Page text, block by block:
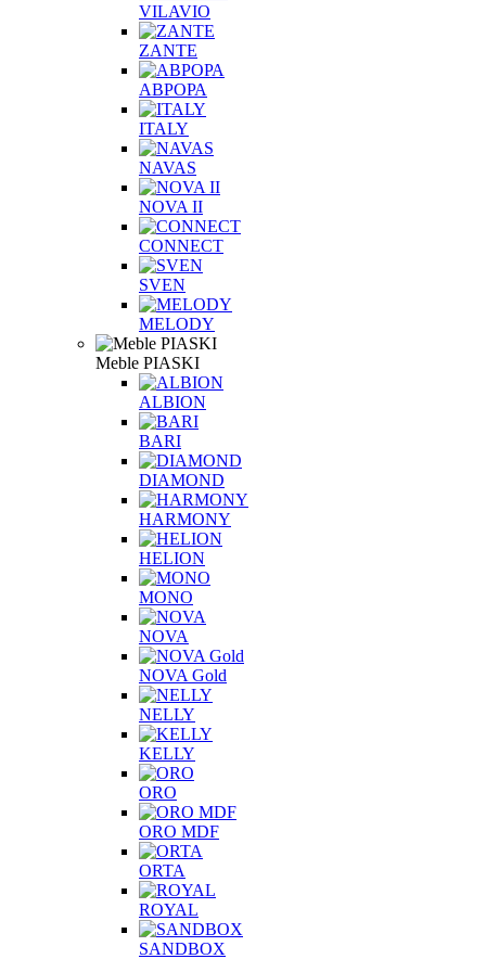
VILAVIO
ZANTE
АВРОРА
ITALY
NAVAS
NOVA II
CONNECT
SVEN
MELODY
Meble PIASKI
ALBION
BARI
DIAMOND
HARMONY
HELION
MONO
NOVA
NOVA Gold
NELLY
KELLY
ORO
ORO MDF
ORTA
ROYAL
SANDBOX